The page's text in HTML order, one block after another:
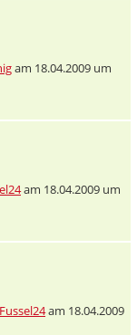
am 18.04.2009 um
am 18.04.2009 um
Fussel24am 18.04.2009